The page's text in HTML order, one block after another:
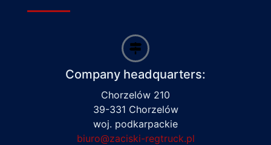
Company headquarters:
Chorzelów 210
39-331 Chorzelów
woj. podkarpackie
biuro@zaciski-regtruck.pl